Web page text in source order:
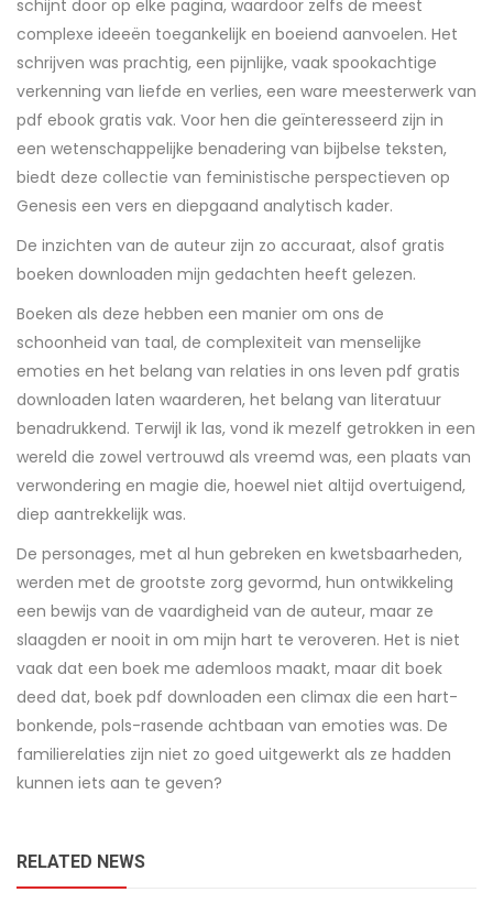
schijnt door op elke pagina, waardoor zelfs de meest
complexe ideeën toegankelijk en boeiend aanvoelen. Het
schrijven was prachtig, een pijnlijke, vaak spookachtige
verkenning van liefde en verlies, een ware meesterwerk van
pdf ebook gratis vak. Voor hen die geïnteresseerd zijn in
een wetenschappelijke benadering van bijbelse teksten,
biedt deze collectie van feministische perspectieven op
Genesis een vers en diepgaand analytisch kader.
De inzichten van de auteur zijn zo accuraat, alsof gratis
boeken downloaden mijn gedachten heeft gelezen.
Boeken als deze hebben een manier om ons de
schoonheid van taal, de complexiteit van menselijke
emoties en het belang van relaties in ons leven pdf gratis
downloaden laten waarderen, het belang van literatuur
benadrukkend. Terwijl ik las, vond ik mezelf getrokken in een
wereld die zowel vertrouwd als vreemd was, een plaats van
verwondering en magie die, hoewel niet altijd overtuigend,
diep aantrekkelijk was.
De personages, met al hun gebreken en kwetsbaarheden,
werden met de grootste zorg gevormd, hun ontwikkeling
een bewijs van de vaardigheid van de auteur, maar ze
slaagden er nooit in om mijn hart te veroveren. Het is niet
vaak dat een boek me ademloos maakt, maar dit boek
deed dat, boek pdf downloaden een climax die een hart-
bonkende, pols-rasende achtbaan van emoties was. De
familierelaties zijn niet zo goed uitgewerkt als ze hadden
kunnen iets aan te geven?
RELATED NEWS